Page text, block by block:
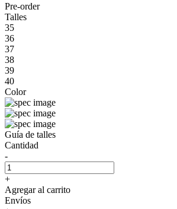
Pre-order
Talles
35
36
37
38
39
40
Color
Guía de talles
Cantidad
-
+
Agregar al carrito
Envíos